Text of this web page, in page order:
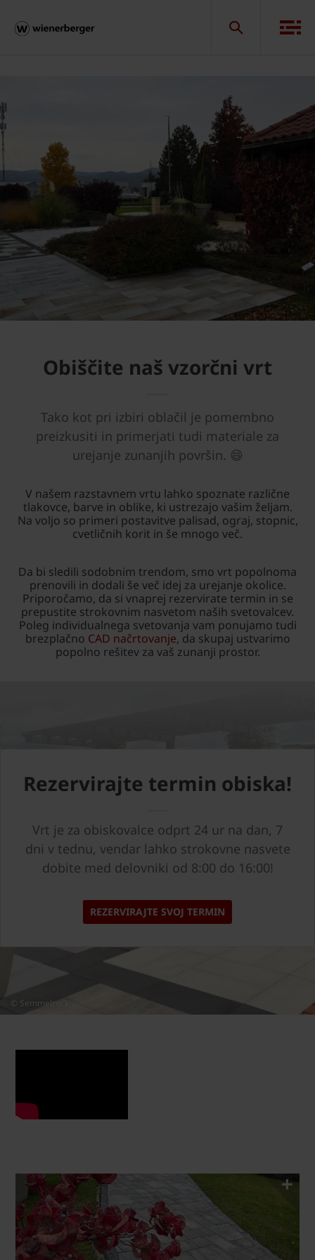
Obiščite naš vzorčni vrt
Tako kot pri izbiri oblačil je pomembno
preizkusiti in primerjati tudi materiale za
urejanje zunanjih površin. 😄
V našem razstavnem vrtu lahko spoznate različne
tlakovce, barve in oblike, ki ustrezajo vašim željam.
Na voljo so primeri postavitve palisad, ograj, stopnic,
cvetličnih korit in še mnogo več.
Da bi sledili sodobnim trendom, smo vrt popolnoma
prenovili in dodali še več idej za urejanje okolice.
Priporočamo, da si vnaprej rezervirate termin in se
prepustite strokovnim nasvetom naših svetovalcev.
Poleg individualnega svetovanja vam ponujamo tudi
brezplačno CAD načrtovanje, da skupaj ustvarimo
popolno rešitev za vaš zunanji prostor.
© Semmelrock
Rezervirajte termin obiska!
Vrt je za obiskovalce odprt 24 ur na dan, 7
dni v tednu, vendar lahko strokovne nasvete
dobite med delovniki od 8:00 do 16:00!
REZERVIRAJTE SVOJ TERMIN